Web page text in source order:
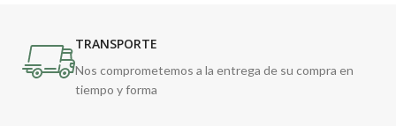
TRANSPORTE
Nos comprometemos a la entrega de su compra en
tiempo y forma